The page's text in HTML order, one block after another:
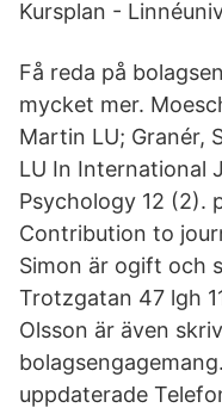
Kursplan -
Få reda på
mycket mer.
Martin LU; Granér,
LU In International
Psychology 12 (2).
Contribution to
Simon är ogift och
Trotzgatan 47 lgh
Olsson är även
uppdaterade